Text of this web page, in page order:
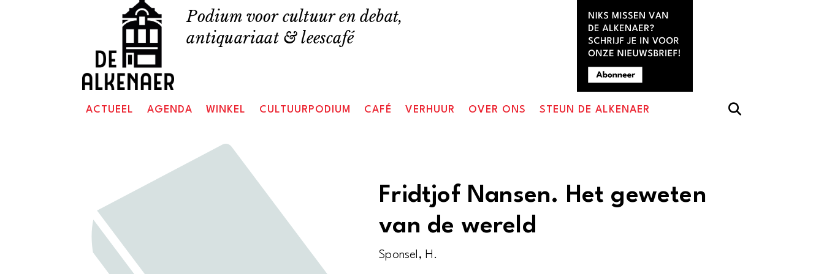
Podium voor cultuur en debat,
antiquariaat & leescafé
ACTUEEL AGENDA WINKEL CULTUURPODIUM CAFÉ VERHUUR OVER ONS STEUN DE ALKENAER
Fridtjof Nansen. Het geweten
van de wereld
Sponsel, H.